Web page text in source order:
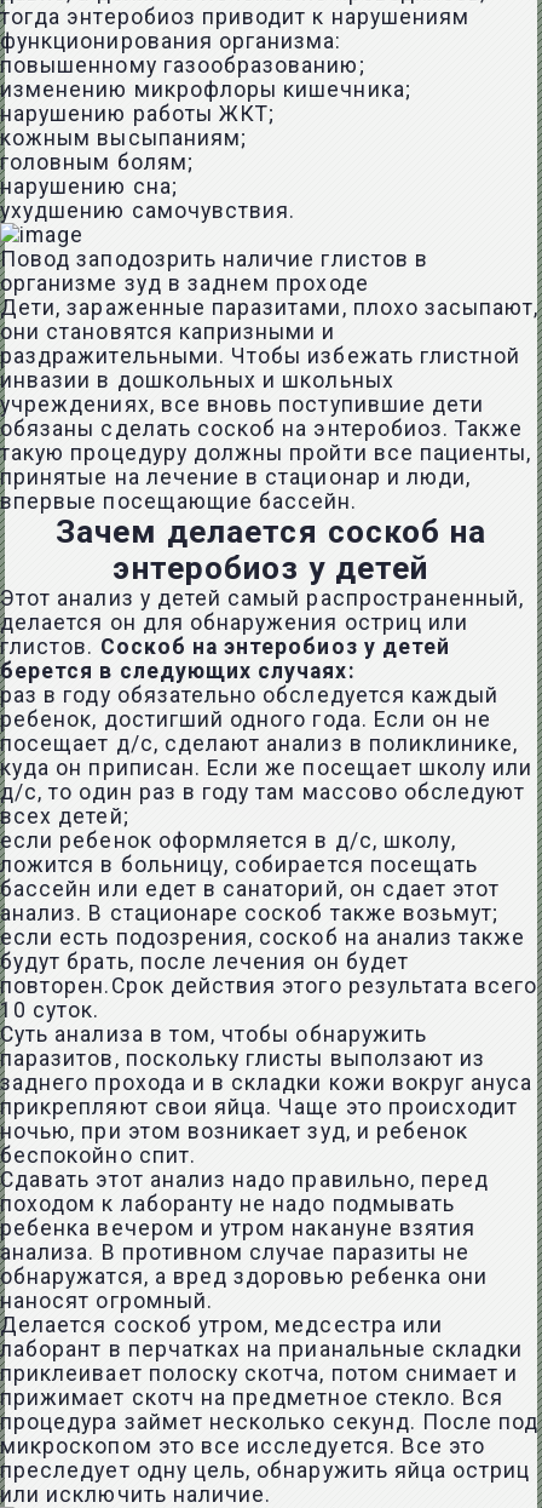
тогда энтеробиоз приводит к нарушениям
функционирования организма:
повышенному газообразованию;
изменению микрофлоры кишечника;
нарушению работы ЖКТ;
кожным высыпаниям;
головным болям;
нарушению сна;
ухудшению самочувствия.
Повод заподозрить наличие глистов в
организме зуд в заднем проходе
Дети, зараженные паразитами, плохо засыпают,
они становятся капризными и
раздражительными. Чтобы избежать глистной
инвазии в дошкольных и школьных
учреждениях, все вновь поступившие дети
обязаны сделать соскоб на энтеробиоз. Также
такую процедуру должны пройти все пациенты,
принятые на лечение в стационар и люди,
впервые посещающие бассейн.
Зачем делается соскоб на
энтеробиоз у детей
Этот анализ у детей самый распространенный,
делается он для обнаружения остриц или
глистов. Соскоб на энтеробиоз у детей
берется в следующих случаях:
раз в году обязательно обследуется каждый
ребенок, достигший одного года. Если он не
посещает д/с, сделают анализ в поликлинике,
куда он приписан. Если же посещает школу или
д/с, то один раз в году там массово обследуют
всех детей;
если ребенок оформляется в д/с, школу,
ложится в больницу, собирается посещать
бассейн или едет в санаторий, он сдает этот
анализ. В стационаре соскоб также возьмут;
если есть подозрения, соскоб на анализ также
будут брать, после лечения он будет
повторен.Срок действия этого результата всего
10 суток.
Суть анализа в том, чтобы обнаружить
паразитов, поскольку глисты выползают из
заднего прохода и в складки кожи вокруг ануса
прикрепляют свои яйца. Чаще это происходит
ночью, при этом возникает зуд, и ребенок
беспокойно спит.
Сдавать этот анализ надо правильно, перед
походом к лаборанту не надо подмывать
ребенка вечером и утром накануне взятия
анализа. В противном случае паразиты не
обнаружатся, а вред здоровью ребенка они
наносят огромный.
Делается соскоб утром, медсестра или
лаборант в перчатках на прианальные складки
приклеивает полоску скотча, потом снимает и
прижимает скотч на предметное стекло. Вся
процедура займет несколько секунд. После под
микроскопом это все исследуется. Все это
преследует одну цель, обнаружить яйца остриц
или исключить наличие.